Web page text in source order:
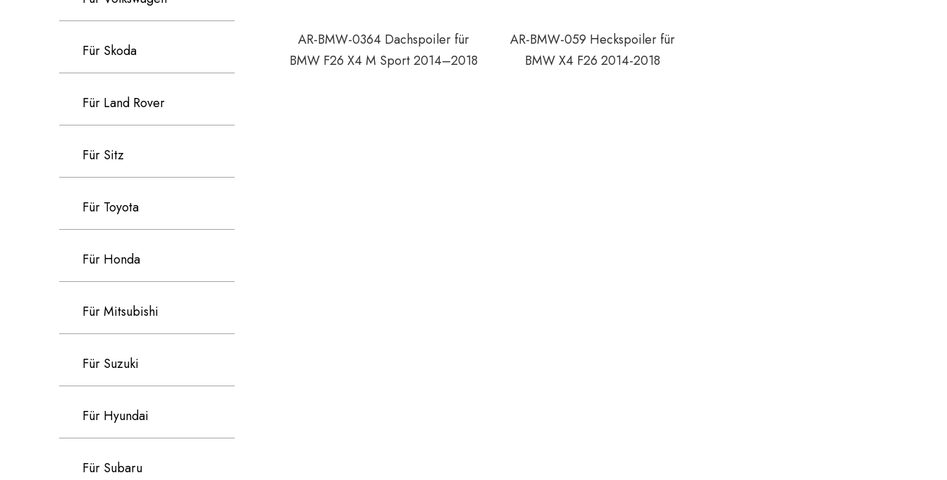
Für Skoda
Für Land Rover
Für Sitz
Für Toyota
Für Honda
Für Mitsubishi
Für Suzuki
Für Hyundai
Für Subaru
AR-BMW-0364 Dachspoiler für
BMW F26 X4 M Sport 2014–2018
AR-BMW-059 Heckspoiler für
BMW X4 F26 2014-2018